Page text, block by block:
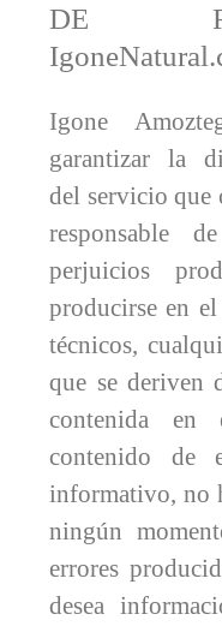
DE
Igone
garantizar la
del servicio que
responsable
perjuicios
producirse en
técnicos,
que se deriven
contenida
contenido de
informativo, no
ningún
errores
desea